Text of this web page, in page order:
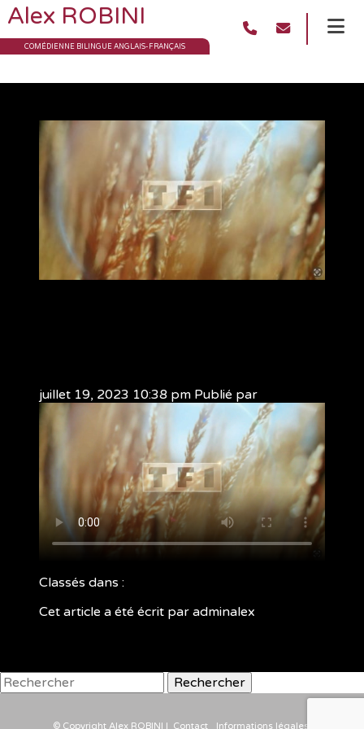
Alex ROBINI
COMÉDIENNE BILINGUE ANGLAIS-FRANÇAIS
juillet 19, 2023 10:38 pm Publié par
Classés dans :
Cet article a été écrit par adminalex
Rechercher
© Copyright Alex ROBINI | Contact Informations légales